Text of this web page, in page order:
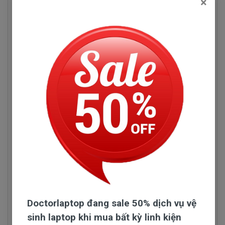
Asus, Acer, Hp, Lenovo, Toshiba, Sony vaio.
Chúng tôi tuyệt đối không nhập pin laptop Aspire
One POVE 6
chất lượng thấp, vì pin sử dụng mổi
ngày và lâu dài. Nên pin phải có chất lượng thì mới
bền được nhé quí vị.
Tuyệt đối là không.
Đội ngũ nhập pin của Doctorlaptop làm việc rất
chăm chỉ test pin và kiểm tra pin liên tục để chỉ
tuyển chọn những nhà phân phối pin có uy tín và
chuyên sản xuất pin chất lượng tốt.
Doctorlaptop đang sale 50% dịch vụ vệ
sinh laptop khi mua bất kỳ linh kiện